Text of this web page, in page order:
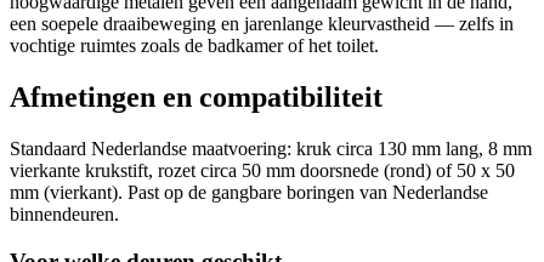
een soepele draaibeweging en jarenlange kleurvastheid — zelfs in
vochtige ruimtes zoals de badkamer of het toilet.
Afmetingen en compatibiliteit
Standaard Nederlandse maatvoering: kruk circa 130 mm lang, 8 mm
vierkante krukstift, rozet circa 50 mm doorsnede (rond) of 50 x 50
mm (vierkant). Past op de gangbare boringen van Nederlandse
binnendeuren.